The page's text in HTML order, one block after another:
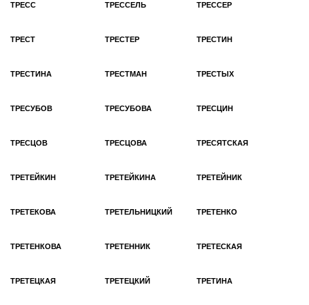
ТРЕСС ТРЕССЕЛЬ ТРЕССЕР
ТРЕСТ ТРЕСТЕР ТРЕСТИН
ТРЕСТИНА ТРЕСТМАН ТРЕСТЫХ
ТРЕСУБОВ ТРЕСУБОВА ТРЕСЦИН
ТРЕСЦОВ ТРЕСЦОВА ТРЕСЯТСКАЯ
ТРЕТЕЙКИН ТРЕТЕЙКИНА ТРЕТЕЙНИК
ТРЕТЕКОВА ТРЕТЕЛЬНИЦКИЙ ТРЕТЕНКО
ТРЕТЕНКОВА ТРЕТЕННИК ТРЕТЕСКАЯ
ТРЕТЕЦКАЯ ТРЕТЕЦКИЙ ТРЕТИНА